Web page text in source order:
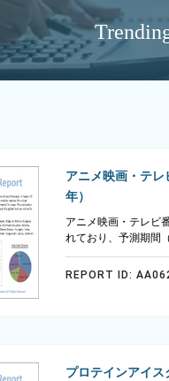
アニメ映画・テレ
年）
アニメ映画・テレビ
れており、予測期間
REPORT ID:
プロテインアイ